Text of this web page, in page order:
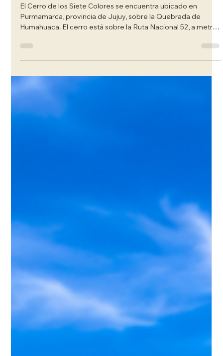
Cerro de los Siete Colores: Dónde queda y cómo
llegar desde Salta o Jujuy
Purmamarca, provincia de Jujuy, sobre la Quebrada de